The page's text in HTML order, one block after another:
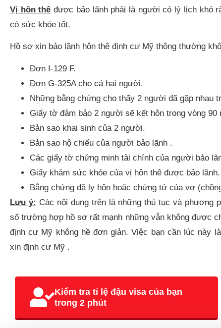
Vị hôn thê được bảo lãnh phải là người có lý lịch khó
có sức khỏe tốt.
Hồ sơ xin bảo lãnh hôn thê định cư Mỹ thông thường
Đơn I-129 F.
Đơn G-325A cho cả hai người.
Những bằng chứng cho thấy 2 người đã gặp nhau
Giấy tờ đảm bảo 2 người sẽ kết hôn trong vòng
Bản sao khai sinh của 2 người.
Bản sao hộ chiếu của người bảo lãnh .
Các giấy tờ chứng minh tài chính của người bảo
Giấy khám sức khỏe của vị hôn thê được bảo lãnh.
Bằng chứng đã ly hôn hoặc chứng tử của vợ
Lưu ý: Các nội dung trên là những thủ tục và phương
số trường hợp hồ sơ rất mạnh những vẫn không được
định cư Mỹ không hề đơn giản. Việc bạn cần lúc này
xin định cư Mỹ .
Kiểm tra tỉ lệ đậu visa của bạn
trong 2 phút